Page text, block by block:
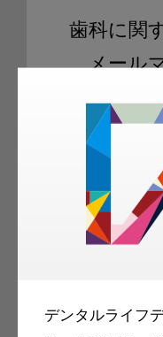
デンタルライフ
歯科に関
メール
ご登録いただ
科衛生士、歯
容のメールマ